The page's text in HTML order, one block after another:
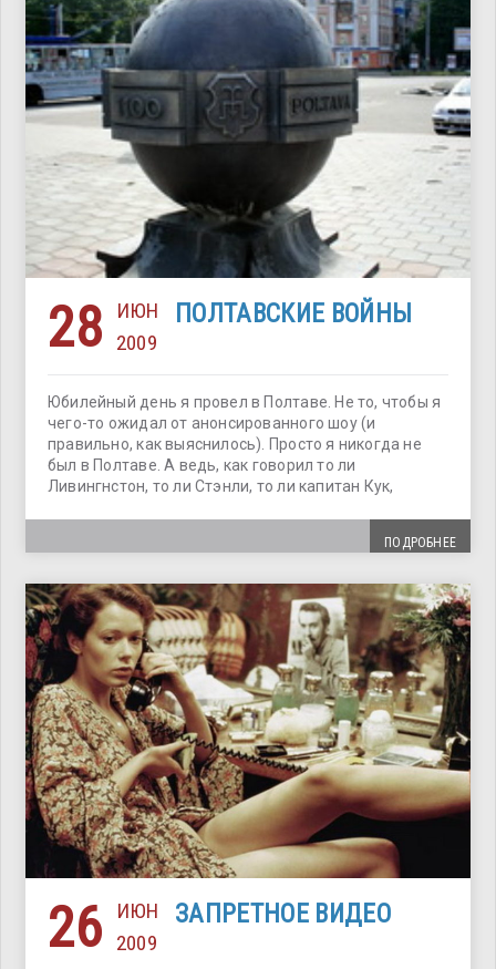
28
ИЮН
2009
ПОЛТАВСКИЕ ВОЙНЫ
Юбилейный день я провел в Полтаве. Не то, чтобы я
чего-то ожидал от анонсированного шоу (и
правильно, как выяснилось). Просто я никогда не
был в Полтаве. А ведь, как говорил то ли
Ливингнстон, то ли Стэнли, то ли капитан Кук,
ПОДРОБНЕЕ
26
ИЮН
2009
ЗАПРЕТНОЕ ВИДЕО